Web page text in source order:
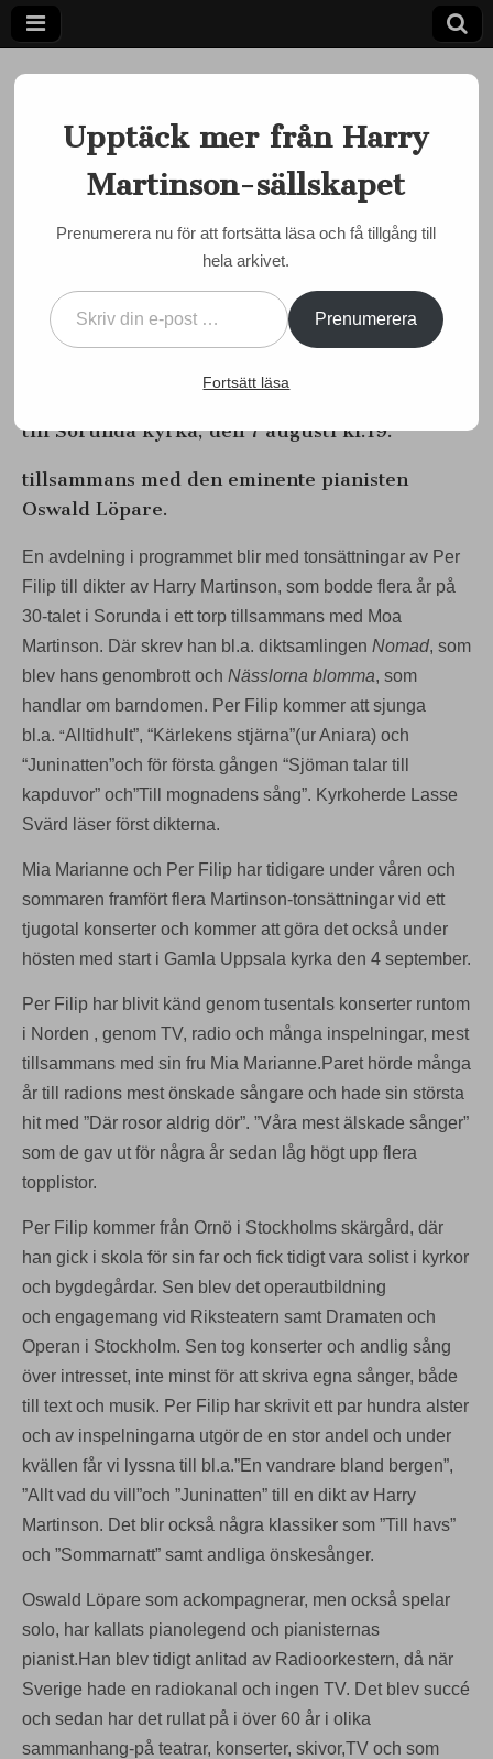
Harry
Martinson-
sällskapet
Ett författarskap som fångar daggdroppen och speglar
kosmos
Per Filip sjunger Martinson
i Sorunda
admin•31 juli, 2016•0 Comments
till Sorunda kyrka, den 7 augusti kl.19.
tillsammans med den eminente pianisten
Oswald Löpare.
En avdelning i programmet blir med tonsättningar av Per
Filip till dikter av Harry Martinson, som bodde flera år på
30-talet i Sorunda i ett torp tillsammans med Moa
Martinson. Där skrev han bl.a. diktsamlingen Nomad, som
blev hans genombrott och Nässlorna blomma, som
handlar om barndomen. Per Filip kommer att sjunga
bl.a. “Alltidhult”, “Kärlekens stjärna”(ur Aniara) och
“Juninatten”och för första gången “Sjöman talar till
kapduvor” och”Till mognadens sång”. Kyrkoherde Lasse
Svärd läser först dikterna.
Mia Marianne och Per Filip har tidigare under våren och
sommaren framfört flera Martinson-tonsättningar vid ett
tjugotal konserter och kommer att göra det också under
hösten med start i Gamla Uppsala kyrka den 4 september.
Per Filip har blivit känd genom tusentals konserter runtom
i Norden , genom TV, radio och många inspelningar, mest
tillsammans med sin fru Mia Marianne.Paret hörde många
år till radions mest önskade sångare och hade sin största
hit med ”Där rosor aldrig dör”. ”Våra mest älskade sånger”
som de gav ut för några år sedan låg högt upp flera
topplistor.
Per Filip kommer från Ornö i Stockholms skärgård, där
han gick i skola för sin far och fick tidigt vara solist i kyrkor
och bygdegårdar. Sen blev det operautbildning
och engagemang vid Riksteatern samt Dramaten och
Operan i Stockholm. Sen tog konserter och andlig sång
över intresset, inte minst för att skriva egna sånger, både
till text och musik. Per Filip har skrivit ett par hundra alster
och av inspelningarna utgör de en stor andel och under
kvällen får vi lyssna till bl.a.”En vandrare bland bergen”,
”Allt vad du vill”och ”Juninatten” till en dikt av Harry
Martinson. Det blir också några klassiker som ”Till havs”
och ”Sommarnatt” samt andliga önskesånger.
Oswald Löpare som ackompagnerar, men också spelar
solo, har kallats pianolegend och pianisternas
pianist.Han blev tidigt anlitad av Radioorkestern, då när
Sverige hade en radiokanal och ingen TV. Det blev succé
och sedan har det rullat på i över 60 år i olika
sammanhang-på teatrar, konserter, skivor,TV och som
Upptäck mer från Harry
Martinson-sällskapet
Prenumerera nu för att fortsätta läsa och få tillgång till
hela arkivet.
Prenumerera
Fortsätt läsa